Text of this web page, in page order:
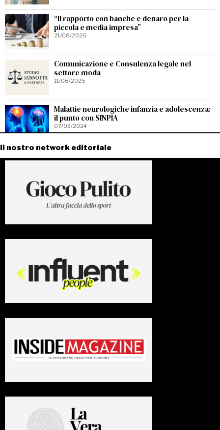
“Il rapporto con banche e denaro per la
piccola e media impresa”
21/08/2025
Comunicazione e Consulenza legale nel
settore moda
11/06/2025
Malattie neurologiche infanzia e adolescenza:
il punto con SINPIA
07/03/2024
Il nostro network editoriale